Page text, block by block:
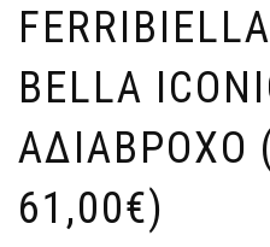
BELLA
ΑΔΙΑΒΡΟΧΟ
61,00€)